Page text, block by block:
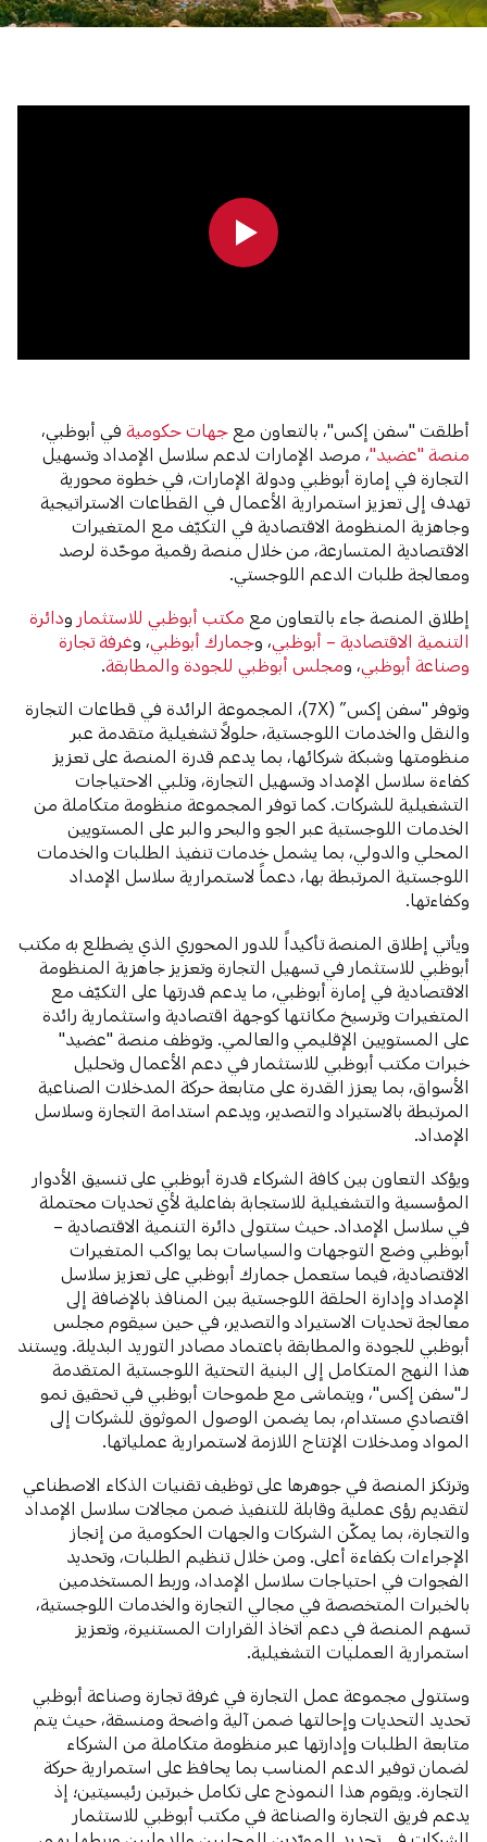
أطلقت "سفن إكس"، بالتعاون مع جهات حكوميةفي أبوظبي،
منصة "عضيد"، مرصد الإمارات لدعم سلاسل الإمداد وتسهيل
التجارة في إمارة أبوظبي ودولة الإمارات، في خطوة محورية
تهدف إلى تعزيز استمرارية الأعمال في القطاعات الاستراتيجية
وجاهزية المنظومة الاقتصادية في التكيّف مع المتغيرات
الاقتصادية المتسارعة، من خلال منصة رقمية موحّدة لرصد
ومعالجة طلبات الدعم اللوجستي.
إطلاق المنصة جاء بالتعاون مع مكتب أبوظبي للاستثمارودائرة
التنمية الاقتصادية – أبوظبي ، وجمارك أبوظبي ، وغرفة تجارة
وصناعة أبوظبي ، ومجلس أبوظبي للجودة والمطابقة.
وتوفر "سفن إكس” (7X)، المجموعة الرائدة في قطاعات التجارة
والنقل والخدمات اللوجستية، حلولاً تشغيلية متقدمة عبر
منظومتها وشبكة شركائها، بما يدعم قدرة المنصة على تعزيز
كفاءة سلاسل الإمداد وتسهيل التجارة، وتلبي الاحتياجات
التشغيلية للشركات. كما توفر المجموعة منظومة متكاملة من
الخدمات اللوجستية عبر الجو والبحر والبر على المستويين
المحلي والدولي، بما يشمل خدمات تنفيذ الطلبات والخدمات
اللوجستية المرتبطة بها، دعماً لاستمرارية سلاسل الإمداد
وكفاءتها.
ويأتي إطلاق المنصة تأكيداً للدور المحوري الذي يضطلع به مكتب
أبوظبي للاستثمار في تسهيل التجارة وتعزيز جاهزية المنظومة
الاقتصادية في إمارة أبوظبي، ما يدعم قدرتها على التكيّف مع
المتغيرات وترسيخ مكانتها كوجهة اقتصادية واستثمارية رائدة
على المستويين الإقليمي والعالمي. وتوظف منصة "عضيد"
خبرات مكتب أبوظبي للاستثمار في دعم الأعمال وتحليل
الأسواق، بما يعزز القدرة على متابعة حركة المدخلات الصناعية
المرتبطة بالاستيراد والتصدير، ويدعم استدامة التجارة وسلاسل
الإمداد.
ويؤكد التعاون بين كافة الشركاء قدرة أبوظبي على تنسيق الأدوار
المؤسسية والتشغيلية للاستجابة بفاعلية لأي تحديات محتملة
في سلاسل الإمداد. حيث ستتولى دائرة التنمية الاقتصادية –
أبوظبي وضع التوجهات والسياسات بما يواكب المتغيرات
الاقتصادية، فيما ستعمل جمارك أبوظبي على تعزيز سلاسل
الإمداد وإدارة الحلقة اللوجستية بين المنافذ بالإضافة إلى
معالجة تحديات الاستيراد والتصدير، في حين سيقوم مجلس
أبوظبي للجودة والمطابقة باعتماد مصادر التوريد البديلة. ويستند
هذا النهج المتكامل إلى البنية التحتية اللوجستية المتقدمة
لـ"سفن إكس"، ويتماشى مع طموحات أبوظبي في تحقيق نمو
اقتصادي مستدام، بما يضمن الوصول الموثوق للشركات إلى
المواد ومدخلات الإنتاج اللازمة لاستمرارية عملياتها.
وترتكز المنصة في جوهرها على توظيف تقنيات الذكاء الاصطناعي
لتقديم رؤى عملية وقابلة للتنفيذ ضمن مجالات سلاسل الإمداد
والتجارة، بما يمكّن الشركات والجهات الحكومية من إنجاز
الإجراءات بكفاءة أعلى. ومن خلال تنظيم الطلبات، وتحديد
الفجوات في احتياجات سلاسل الإمداد، وربط المستخدمين
بالخبرات المتخصصة في مجالي التجارة والخدمات اللوجستية،
تسهم المنصة في دعم اتخاذ القرارات المستنيرة، وتعزيز
استمرارية العمليات التشغيلية.
وستتولى مجموعة عمل التجارة في غرفة تجارة وصناعة أبوظبي
تحديد التحديات وإحالتها ضمن آلية واضحة ومنسقة، حيث يتم
متابعة الطلبات وإدارتها عبر منظومة متكاملة من الشركاء
لضمان توفير الدعم المناسب بما يحافظ على استمرارية حركة
التجارة. ويقوم هذا النموذج على تكامل خبرتين رئيسيتين؛ إذ
يدعم فريق التجارة والصناعة في مكتب أبوظبي للاستثمار